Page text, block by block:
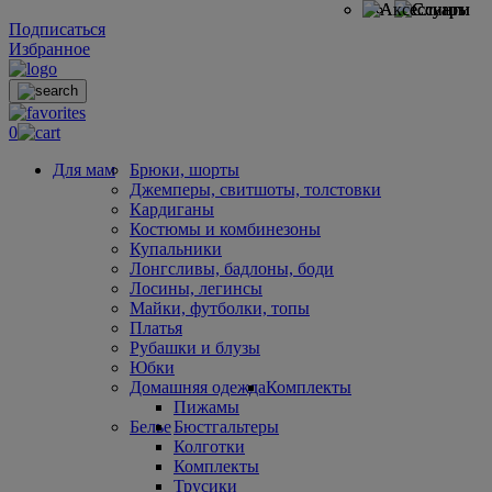
Подписаться
Избранное
0
Для мам
Брюки, шорты
Джемперы, свитшоты, толстовки
Кардиганы
Костюмы и комбинезоны
Купальники
Лонгсливы, бадлоны, боди
Лосины, легинсы
Майки, футболки, топы
Платья
Рубашки и блузы
Юбки
Домашняя одеждаКомплекты
Пижамы
БельеБюстгальтеры
Колготки
Комплекты
Трусики